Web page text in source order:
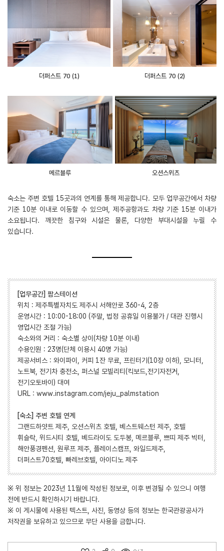
더퍼스트 70 (1) 더퍼스트 70 (2)
메르블루 오션스위츠
숙소는 주변 호텔 15곳과의 연계를 통해 제공합니다. 모두 업무공간에서 차량
기준 10분 이내로 이동할 수 있으며, 제주공항과도 차량 기준 15분 이내가
소요됩니다. 깨끗한 침구와 시설은 물론, 다양한 부대시설을 누릴 수
있습니다.
[업무공간] 팜스테이션
위치 : 제주특별자치도 제주시 서해안로 360-4, 2층
운영시간 : 10:00-18:00 (주말, 법정 공휴일 이용불가 / 대관 진행시
영업시간 조절 가능)
숙소와의 거리 : 숙소별 상이(차량 10분 이내)
수용인원 : 23명(단체 이용시 40명 가능)
제공서비스 : 와이파이, 커피 1잔 무료, 프린터기(10장 이하), 모니터,
노트북, 전기차 충전소, 퍼스널 모빌리티(킥보드,전기자전거,
전기오토바이) 대여
URL : www.instagram.com/jeju_palmstation
[숙소] 주변 호텔 연계
그랜드하얏트 제주, 오션스위츠 호텔, 베스트웨스턴 제주, 호텔
휘슬락, 위드시티 호텔, 베드라이도 도두봉, 메르블루, 쁘띠 제주 빅터,
해안풍경펜션, 원루프 제주, 플레이스캠프, 와일드제주,
더퍼스트70호텔, 빠레브호텔, 아이디노 제주
※ 위 정보는 2023년 11월에 작성된 정보로, 이후 변경될 수 있으니 여행
전에 반드시 확인하시기 바랍니다.
※ 이 게시물에 사용된 텍스트, 사진, 동영상 등의 정보는 한국관광공사가
저작권을 보유하고 있으므로 무단 사용을 금합니다.